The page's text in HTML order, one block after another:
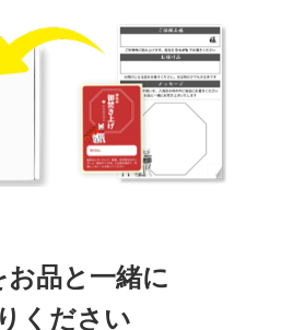
お品と一緒に
ください